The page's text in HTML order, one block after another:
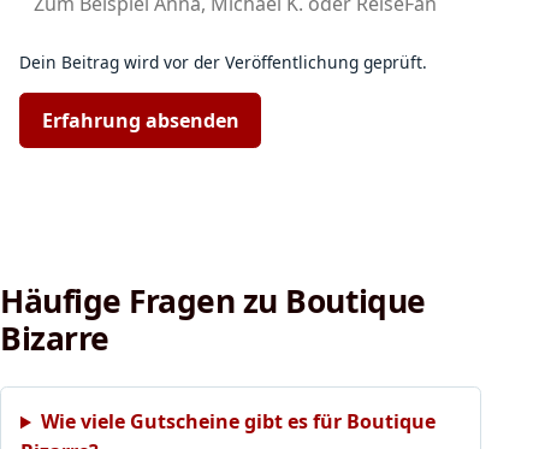
Dein Beitrag wird vor der Veröffentlichung geprüft.
Erfahrung absenden
Häufige Fragen zu Boutique
Bizarre
Wie viele Gutscheine gibt es für Boutique